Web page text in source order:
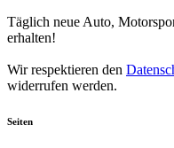
Täglich neue Auto,
erhalten!
Wir respektieren den
widerrufen werden.
Seiten